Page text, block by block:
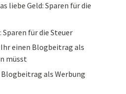
liebe Geld: Sparen für die
Sparen für die Steuer
einen Blogbeitrag als
müsst
als Werbung